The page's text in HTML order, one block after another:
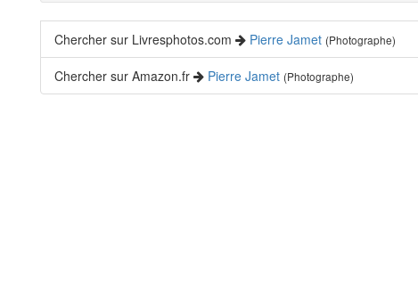
Chercher sur Livresphotos.com Pierre Jamet (Photographe)
Chercher sur Amazon.fr Pierre Jamet (Photographe)